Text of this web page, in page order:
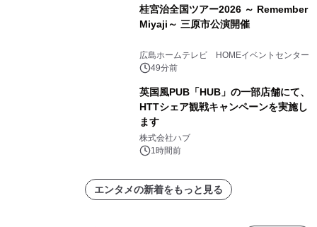
桂宮治全国ツアー2026 ～ Remember
Miyaji～ 三原市公演開催
広島ホームテレビ HOMEイベントセンター
49分前
英国風PUB「HUB」の一部店舗にて、
HTTシェア観戦キャンペーンを実施し
ます
株式会社ハブ
1時間前
エンタメの新着をもっと見る